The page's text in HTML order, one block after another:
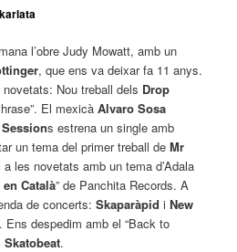
l’obre Judy Mowatt, amb un
, que ens va deixar fa 11 anys.
Nou treball dels Drop
El mexicàAlvaro Sosa
s estrena un single amb
un tema del primer treball deMr
les novetats amb un tema d’Adala
en Català” de Panchita Records. A
de concerts:Skaparàpid iNew
. Ens despedim amb el “Back to
Skatobeat.